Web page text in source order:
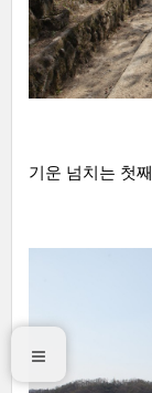
기운 넘치는 첫